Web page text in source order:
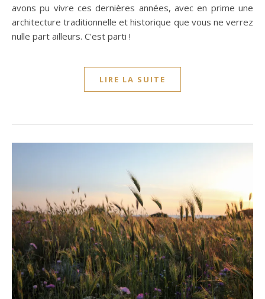
avons pu vivre ces dernières années, avec en prime une
architecture traditionnelle et historique que vous ne verrez
nulle part ailleurs. C'est parti !
LIRE LA SUITE